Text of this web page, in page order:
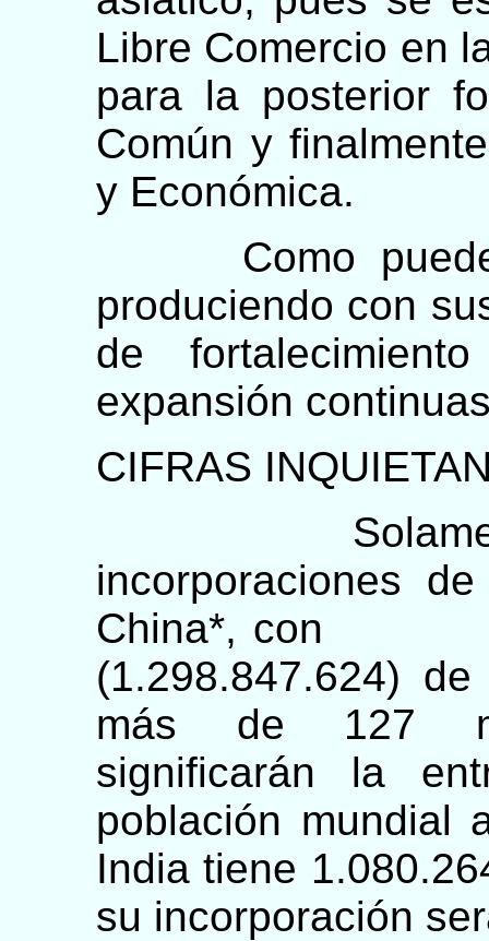
Libre Comercio en
para la posterior
Común y
y Económica.
Como puede
produciendo con
de
expansión
CIFRAS
Solamente
incorporaciones
China*,
(1.298.847.624)
más de 127
significarán la
población mundial
India tiene
su incorporación